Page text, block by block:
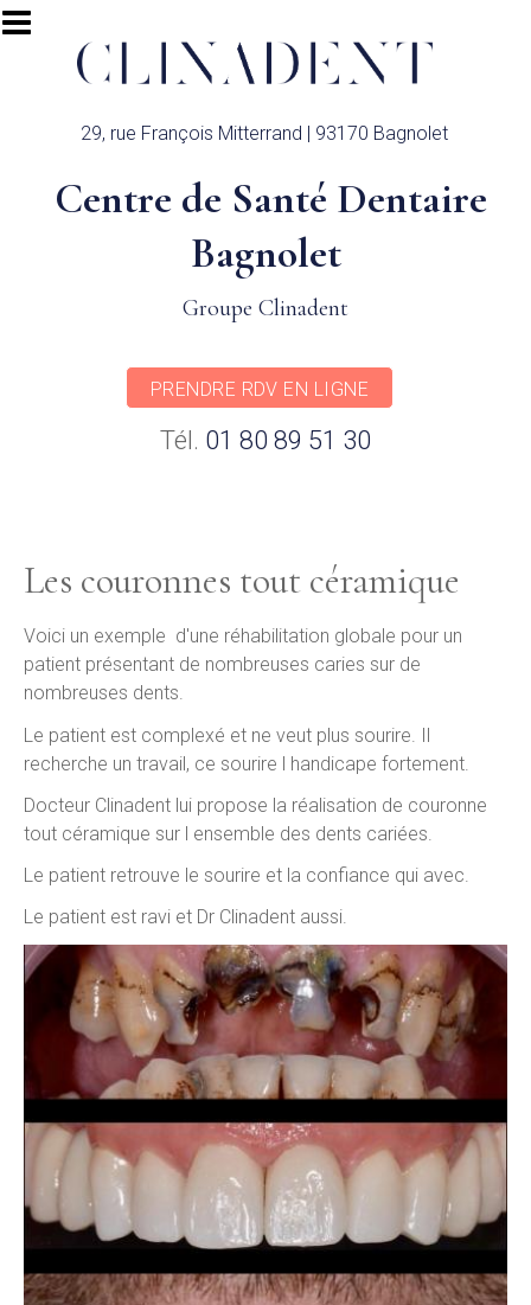
Aller au contenu principal
29, rue François Mitterrand | 93170 Bagnolet
Centre de Santé Dentaire
Bagnolet
Groupe Clinadent
PRENDRE RDV EN LIGNE
Tél. 01 80 89 51 30
Les couronnes tout céramique
Voici un exemple d'une réhabilitation globale pour un
patient présentant de nombreuses caries sur de
nombreuses dents.
Le patient est complexé et ne veut plus sourire. Il
recherche un travail, ce sourire l handicape fortement.
Docteur Clinadent lui propose la réalisation de couronne
tout céramique sur l ensemble des dents cariées.
Le patient retrouve le sourire et la confiance qui avec.
Le patient est ravi et Dr Clinadent aussi.